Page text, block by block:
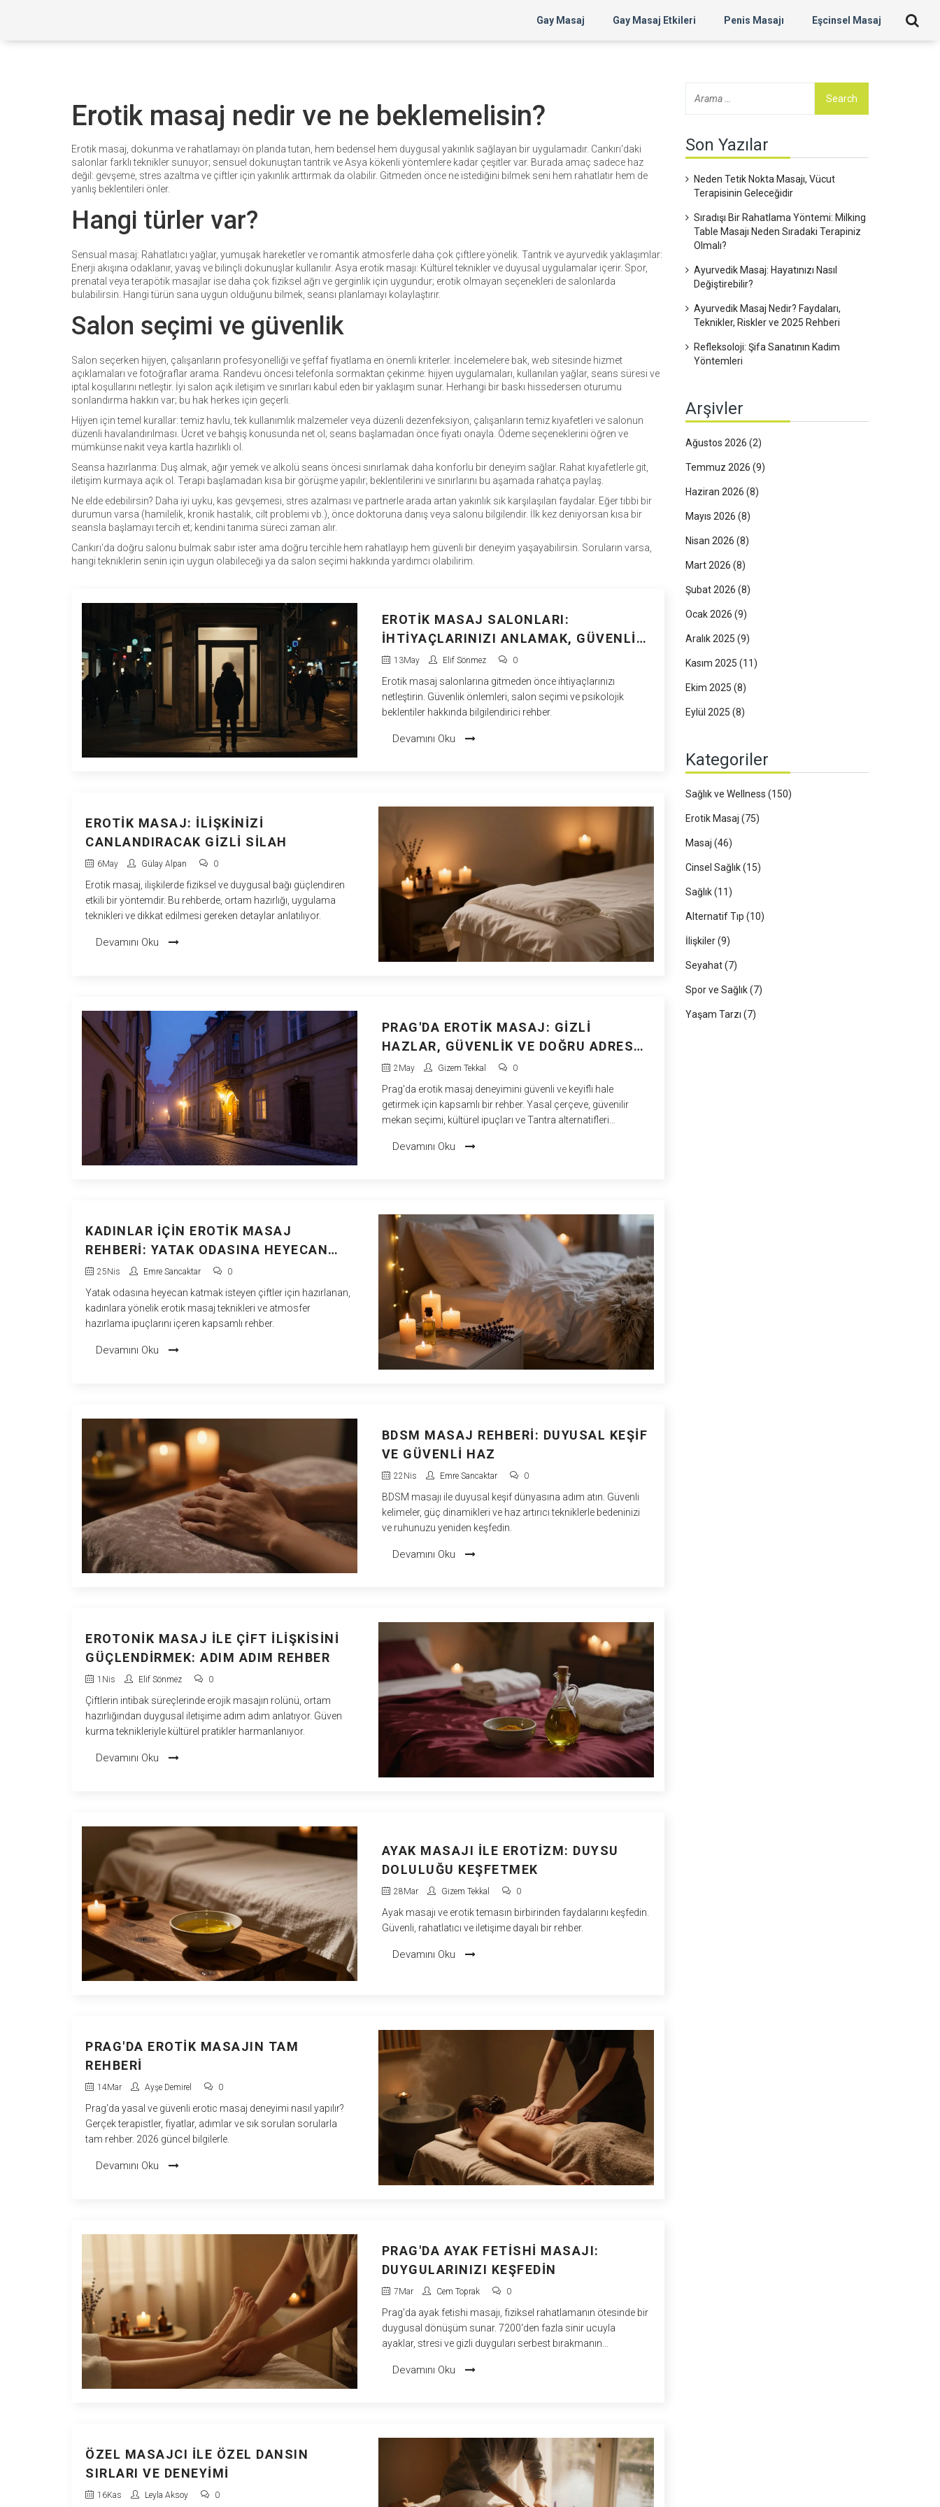
Gay Masaj Gay Masaj Etkileri Penis Masajı Eşcinsel Masaj
Erotik masaj nedir ve ne beklemelisin?
Erotik masaj, dokunma ve rahatlamayı ön planda tutan, hem bedensel hem duygusal yakınlık sağlayan bir uygulamadır. Cankırı'daki
salonlar farklı teknikler sunuyor; sensuel dokunuştan tantrik ve Asya kökenli yöntemlere kadar çeşitler var. Burada amaç sadece haz
değil: gevşeme, stres azaltma ve çiftler için yakınlık arttırmak da olabilir. Gitmeden önce ne istediğini bilmek seni hem rahatlatır hem de
yanlış beklentileri önler.
Hangi türler var?
Sensual masaj: Rahatlatıcı yağlar, yumuşak hareketler ve romantik atmosferle daha çok çiftlere yönelik. Tantrik ve ayurvedik yaklaşımlar:
Enerji akışına odaklanır, yavaş ve bilinçli dokunuşlar kullanılır. Asya erotik masajı: Kültürel teknikler ve duyusal uygulamalar içerir. Spor,
prenatal veya terapötik masajlar ise daha çok fiziksel ağrı ve gerginlik için uygundur; erotik olmayan seçenekleri de salonlarda
bulabilirsin. Hangi türün sana uygun olduğunu bilmek, seansı planlamayı kolaylaştırır.
Salon seçimi ve güvenlik
Salon seçerken hijyen, çalışanların profesyonelliği ve şeffaf fiyatlama en önemli kriterler. İncelemelere bak, web sitesinde hizmet
açıklamaları ve fotoğraflar arama. Randevu öncesi telefonla sormaktan çekinme: hijyen uygulamaları, kullanılan yağlar, seans süresi ve
iptal koşullarını netleştir. İyi salon açık iletişim ve sınırları kabul eden bir yaklaşım sunar. Herhangi bir baskı hissedersen oturumu
sonlandırma hakkın var; bu hak herkes için geçerli.
Hijyen için temel kurallar: temiz havlu, tek kullanımlık malzemeler veya düzenli dezenfeksiyon, çalışanların temiz kıyafetleri ve salonun
düzenli havalandırılması. Ücret ve bahşiş konusunda net ol; seans başlamadan önce fiyatı onayla. Ödeme seçeneklerini öğren ve
mümkünse nakit veya kartla hazırlıklı ol.
Seansa hazırlanma: Duş almak, ağır yemek ve alkolü seans öncesi sınırlamak daha konforlu bir deneyim sağlar. Rahat kıyafetlerle git,
iletişim kurmaya açık ol. Terapi başlamadan kısa bir görüşme yapılır; beklentilerini ve sınırlarını bu aşamada rahatça paylaş.
Ne elde edebilirsin? Daha iyi uyku, kas gevşemesi, stres azalması ve partnerle arada artan yakınlık sık karşılaşılan faydalar. Eğer tıbbi bir
durumun varsa (hamilelik, kronik hastalık, cilt problemi vb.), önce doktoruna danış veya salonu bilgilendir. İlk kez deniyorsan kısa bir
seansla başlamayı tercih et; kendini tanıma süreci zaman alır.
Cankırı'da doğru salonu bulmak sabır ister ama doğru tercihle hem rahatlayıp hem güvenli bir deneyim yaşayabilirsin. Soruların varsa,
hangi tekniklerin senin için uygun olabileceği ya da salon seçimi hakkında yardımcı olabilirim.
EROTIK MASAJ SALONLARI:
İHTIYAÇLARINIZI ANLAMAK, GÜVENLIK
VE GERÇEKÇI BEKLENTILER
13May Elif Sönmez 0
Erotik masaj salonlarına gitmeden önce ihtiyaçlarınızı
netleştirin. Güvenlik önlemleri, salon seçimi ve psikolojik
beklentiler hakkında bilgilendirici rehber.
Devamını Oku
EROTIK MASAJ: İLIŞKINIZI
CANLANDIRACAK GIZLI SILAH
6May Gülay Alpan 0
Erotik masaj, ilişkilerde fiziksel ve duygusal bağı güçlendiren
etkili bir yöntemdir. Bu rehberde, ortam hazırlığı, uygulama
teknikleri ve dikkat edilmesi gereken detaylar anlatılıyor.
Devamını Oku
PRAG'DA EROTIK MASAJ: GIZLI
HAZLAR, GÜVENLIK VE DOĞRU ADRES
BULMA REHBERI
2 May Gizem Tekkal 0
Prag'da erotik masaj deneyimini güvenli ve keyifli hale
getirmek için kapsamlı bir rehber. Yasal çerçeve, güvenilir
mekan seçimi, kültürel ipuçları ve Tantra alternatifleri
Devamını Oku
KADINLAR İÇIN EROTIK MASAJ
REHBERI: YATAK ODASINA HEYECAN
KATMANIN YOLLARI
25 Nis Emre Sancaktar 0
Yatak odasına heyecan katmak isteyen çiftler için hazırlanan,
kadınlara yönelik erotik masaj teknikleri ve atmosfer
hazırlama ipuçlarını içeren kapsamlı rehber.
Devamını Oku
BDSM MASAJ REHBERI: DUYUSAL KEŞIF
VE GÜVENLI HAZ
22 Nis Emre Sancaktar 0
BDSM masajı ile duyusal keşif dünyasına adım atın. Güvenli
kelimeler, güç dinamikleri ve haz artırıcı tekniklerle bedeninizi
ve ruhunuzu yeniden keşfedin.
Devamını Oku
EROTONIK MASAJ ILE ÇIFT İLIŞKISINI
GÜÇLENDIRMEK: ADIM ADIM REHBER
1 Nis Elif Sönmez 0
Çiftlerin intibak süreçlerinde erojik masajın rolünü, ortam
hazırlığından duygusal iletişime adım adım anlatıyor. Güven
kurma teknikleriyle kültürel pratikler harmanlanıyor.
Devamını Oku
AYAK MASAJI ILE EROTIZM: DUYSU
DOLULUĞU KEŞFETMEK
28Mar Gizem Tekkal 0
Ayak masajı ve erotik temasın birbirinden faydalarını keşfedin.
Güvenli, rahatlatıcı ve iletişime dayalı bir rehber.
Devamını Oku
PRAG'DA EROTIK MASAJIN TAM
REHBERI
14Mar Ayşe Demirel 0
Prag'da yasal ve güvenli erotic masaj deneyimi nasıl yapılır?
Gerçek terapistler, fiyatlar, adımlar ve sık sorulan sorularla
tam rehber. 2026 güncel bilgilerle.
Devamını Oku
PRAG'DA AYAK FETISHI MASAJI:
DUYGULARINIZI KEŞFEDIN
7Mar Cem Toprak 0
Prag'da ayak fetishi masajı, fiziksel rahatlamanın ötesinde bir
duygusal dönüşüm sunar. 7200'den fazla sinir ucuyla
ayaklar, stresi ve gizli duyguları serbest bırakmanın
birlikte, bu deneyim sadece bir masaj değil, bir içsel keşif
Devamını Oku
ÖZEL MASAJCI İLE ÖZEL DANSIN
SIRLARI VE DENEYIMI
16Kas Leyla Aksoy 0
Son Yazılar
Neden Tetik Nokta Masajı, Vücut
Terapisinin Geleceğidir
Sıradışı Bir Rahatlama Yöntemi: Milking
Table Masajı Neden Sıradaki Terapiniz
Olmalı?
Ayurvedik Masaj: Hayatınızı Nasıl
Değiştirebilir?
Ayurvedik Masaj Nedir? Faydaları,
Teknikler, Riskler ve 2025 Rehberi
Refleksoloji: Şifa Sanatının Kadim
Yöntemleri
Arşivler
Ağustos 2026 (2)
Temmuz 2026 (9)
Haziran 2026 (8)
Mayıs 2026 (8)
Nisan 2026 (8)
Mart 2026 (8)
Şubat 2026 (8)
Ocak 2026 (9)
Aralık 2025 (9)
Kasım 2025 (11)
Ekim 2025 (8)
Eylül 2025 (8)
Kategoriler
Sağlık ve Wellness (150)
Erotik Masaj (75)
Masaj (46)
Cinsel Sağlık(15)
Sağlık(11)
Alternatif Tıp (10)
İlişkiler(9)
Seyahat(7)
Spor ve Sağlık(7)
Yaşam Tarzı (7)